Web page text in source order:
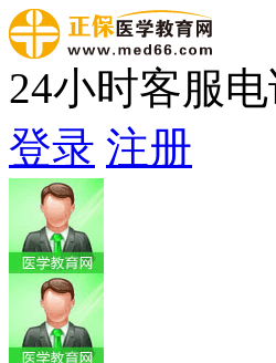
24小时客服
登录 注册